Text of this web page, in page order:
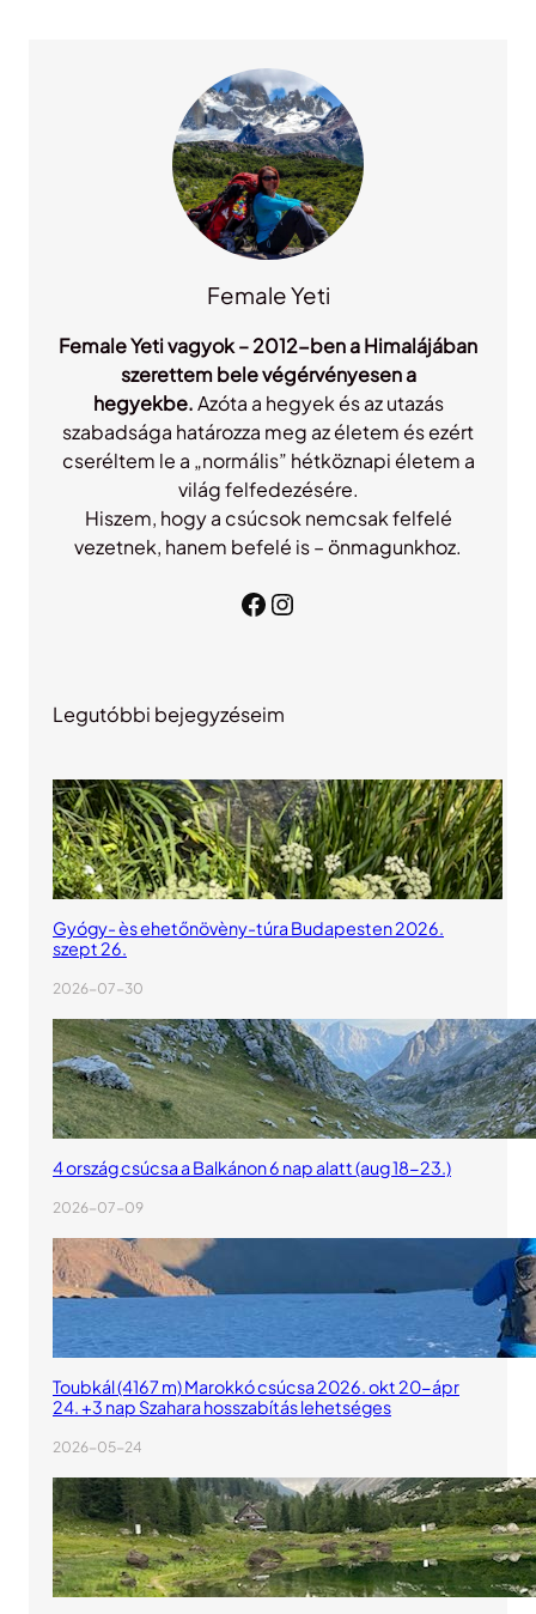
Female Yeti
Female Yeti vagyok – 2012-ben a Himalájában
szerettem bele végérvényesen a
hegyekbe.Azóta a hegyek és az utazás
szabadsága határozza meg az életem és ezért
cseréltem le a „normális” hétköznapi életem a
világ felfedezésére.
Hiszem, hogy a csúcsok nemcsak felfelé
vezetnek, hanem befelé is – önmagunkhoz.
Facebook Instagram
Legutóbbi bejegyzéseim
Gyógy- ès ehetőnövèny-túra Budapesten 2026.
szept 26.
2026-07-30
4 ország csúcsa a Balkánon 6 nap alatt (aug 18-23.)
2026-07-09
Toubkál (4167 m) Marokkó csúcsa 2026. okt 20-ápr
24. +3 nap Szahara hosszabítás lehetséges
2026-05-24